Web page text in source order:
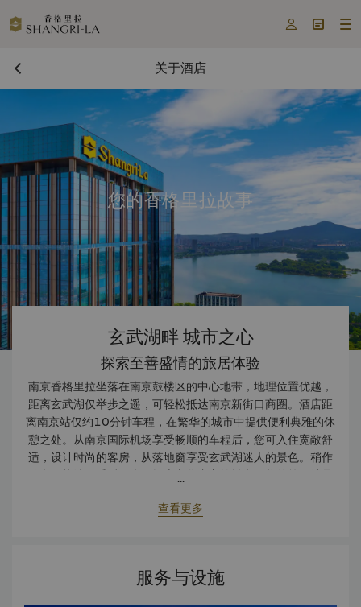
  
关于酒店
您的香格里拉故事
玄武湖畔 城市之心
探索至善盛情的旅居体验
南京香格里拉坐落在南京鼓楼区的中心地带，地理位置优越，
距离玄武湖仅举步之遥，可轻松抵达南京新街口商圈。酒店距
离南京站仅约10分钟车程，在繁华的城市中提供便利典雅的休
憩之处。从南京国际机场享受畅顺的车程后，您可入住宽敞舒
适，设计时尚的客房，从落地窗享受玄武湖迷人的景色。稍作
休息，梳洗一番后，启程探索文化丰富的城市。您的第一站是
景点之一，是众多中国人心中的圣地。 一天的观光后，您返回
望去，玄武湖紫金山的无限美景尽收眼底，随着夕阳的徐徐降
...
查看更多
服务与设施